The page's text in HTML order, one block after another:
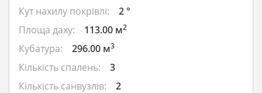
Кут нахилу покрівлі:
2 °
Площа даху:
113.00 м2
Кубатура: 296.00 м3
Кількість спалень:
3
Кількість санвузлів:
2